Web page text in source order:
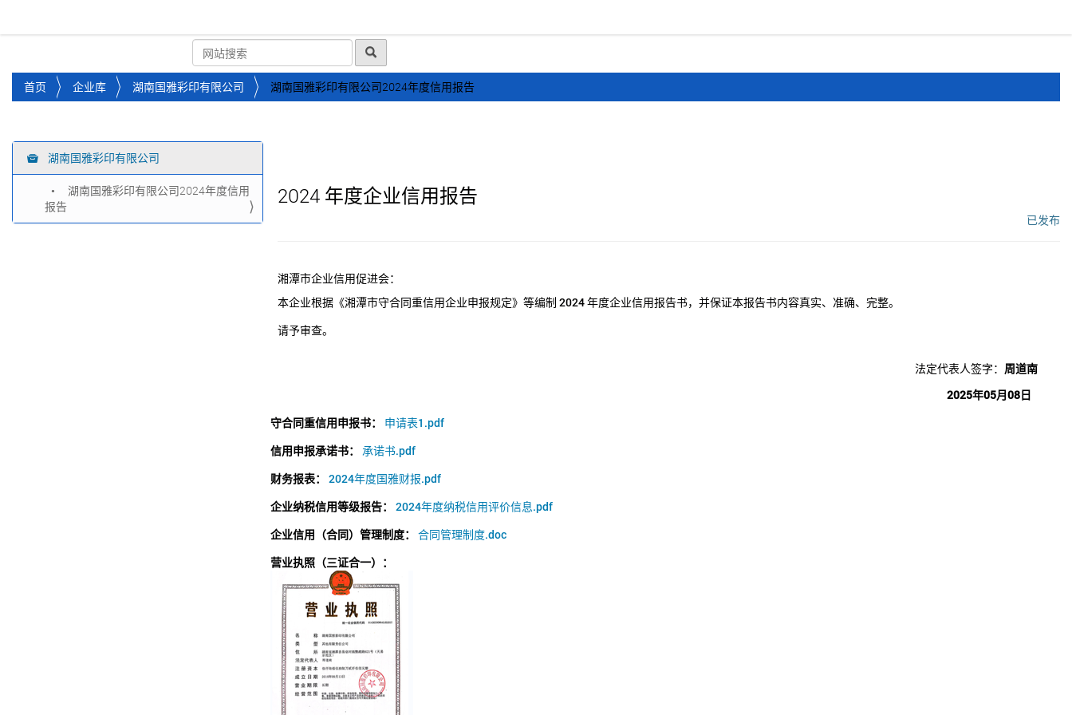
您
位
首页 企业库 湖南国雅彩印有限公司 湖南国雅彩印有限公司2024年度信用报告
导
航
湖南国雅彩印有限公司
湖南国雅彩印有限公司2024年度信用
报告
2024 年度企业信用报告
已发布
湘潭市企业信用促进会：
本企业根据《湘潭市守合同重信用企业申报规定》等编制 2024年度企业信用报告书，并保证本报告书内容真实、准确、完整。
请予审查。
法定代表人签字： 周道南
2025年05月08日
守合同重信用申报书：
申请表1.pdf
信用申报承诺书：
承诺书.pdf
财务报表：
2024年度国雅财报.pdf
企业纳税信用等级报告：
2024年度纳税信用评价信息.pdf
企业信用（合同）管理制度：
合同管理制度.doc
营业执照（三证合一）：